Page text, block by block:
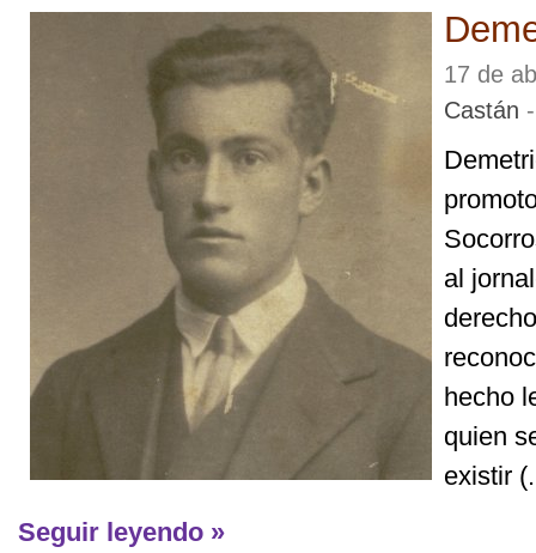
17 de
Castán
al
hecho
quien
existir
Seguir leyendo »